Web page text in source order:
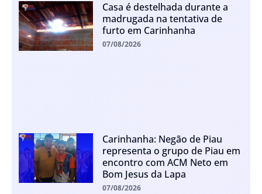
Casa é destelhada durante a
madrugada na tentativa de
furto em Carinhanha
07/08/2026
Carinhanha: Negão de Piau
representa o grupo de Piau em
encontro com ACM Neto em
Bom Jesus da Lapa
07/08/2026